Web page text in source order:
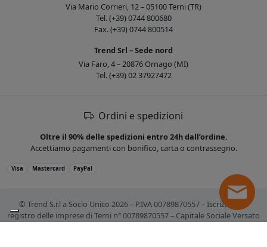
Via Mario Corrieri, 12 – 05100 Terni (TR)
Tel. (+39) 0744 800680
Fax. (+39) 0744 800514
Trend Srl – Sede nord
Via Faro, 4 – 20876 Ornago (MI)
Tel. (+39) 02 37927472
Ordini e spedizioni
Oltre il 90% delle spedizioni entro 24h dall’ordine.
Accettiamo pagamenti con bonifico, carta o contrassegno.
Visa Mastercard PayPal
© Trend S.r.l a Socio Unico 2026 – P.IVA 00789870557 – Iscrizione al
registro delle imprese di Terni n° 00789870557 – Capitale Sociale Versato